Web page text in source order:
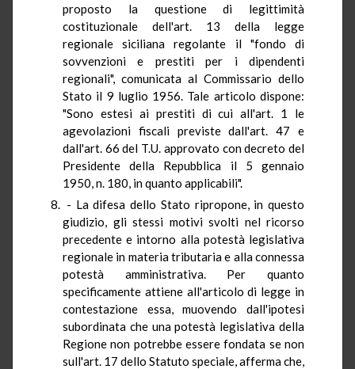
proposto la questione di legittimità
costituzionale dell'art. 13 della legge
regionale siciliana regolante il "fondo di
sovvenzioni e prestiti per i dipendenti
regionali", comunicata al Commissario dello
Stato il 9 luglio 1956. Tale articolo dispone:
"Sono estesi ai prestiti di cui all'art. 1 le
agevolazioni fiscali previste dall'art. 47 e
dall'art. 66 del T.U. approvato con decreto del
Presidente della Repubblica il 5 gennaio
1950, n. 180, in quanto applicabili".
- La difesa dello Stato ripropone, in questo
giudizio, gli stessi motivi svolti nel ricorso
precedente e intorno alla potestà legislativa
regionale in materia tributaria e alla connessa
potestà amministrativa. Per quanto
specificamente attiene all'articolo di legge in
contestazione essa, muovendo dall'ipotesi
subordinata che una potestà legislativa della
Regione non potrebbe essere fondata se non
sull'art. 17 dello Statuto speciale, afferma che,